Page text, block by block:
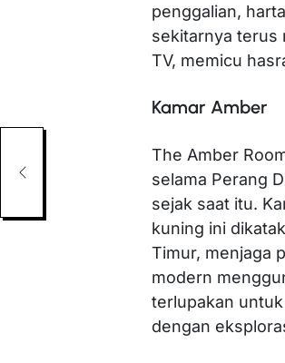
penggalian,
sekitarnya terus
TV, memicu
Kamar Amber
The Amber
selama Perang
sejak saat itu.
kuning ini
Timur, menjaga
modern
terlupakan
dengan